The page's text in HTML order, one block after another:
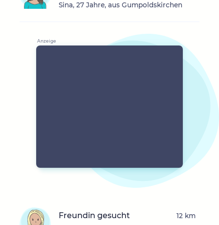
Sina, 27 Jahre, aus Gumpoldskirchen
Freundin gesucht 12 km